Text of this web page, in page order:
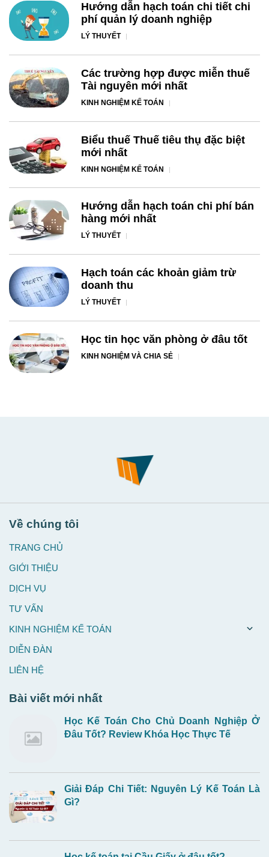
Hướng dẫn hạch toán chi tiết chi
phí quản lý doanh nghiệp
LÝ THUYẾT
Các trường hợp được miễn thuế
Tài nguyên mới nhất
KINH NGHIỆM KẾ TOÁN
Biểu thuế Thuế tiêu thụ đặc biệt
mới nhất
KINH NGHIỆM KẾ TOÁN
Hướng dẫn hạch toán chi phí bán
hàng mới nhất
LÝ THUYẾT
Hạch toán các khoản giảm trừ
doanh thu
LÝ THUYẾT
Học tin học văn phòng ở đâu tốt
KINH NGHIỆM VÀ CHIA SẺ
Về chúng tôi
TRANG CHỦ
GIỚI THIỆU
DỊCH VỤ
TƯ VẤN
KINH NGHIỆM KẾ TOÁN
DIỄN ĐÀN
LIÊN HỆ
Bài viết mới nhất
Học Kế Toán Cho Chủ Doanh Nghiệp Ở
Đâu Tốt? Review Khóa Học Thực Tế
Giải Đáp Chi Tiết: Nguyên Lý Kế Toán Là
Gì?